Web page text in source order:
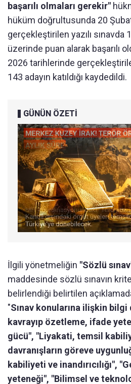
başarılı olmaları gerekir"
hüküm doğrultusunda 20
gerçekleştirilen yazılı sınavda
üzerinde puan alarak başarılı
2026 tarihlerinde
143 adayın katıldığı kaydedildi.
GÜNÜN ÖZETİ
İlgili yönetmeliğin "Sözlü
maddesinde sözlü sınavın
belirlendiği belirtilen
"Sınav konularına ilişkin
kavrayıp özetleme, ifade
gücü", "Liyakati, temsil
davranışların göreve
kabiliyeti ve inandırıcılığı",
yeteneği", "Bilimsel ve